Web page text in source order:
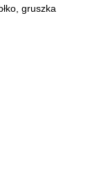
gruszka